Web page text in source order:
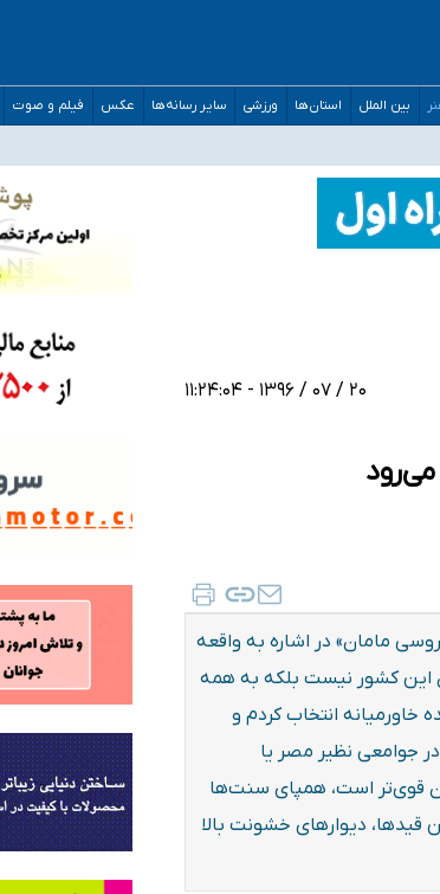
بین الملل استان‌ها ورزشی سایر رسانه‌ها عکس فیلم و صوت
شود
در شأن پزشکی و کشورمان نیست/ نظام سلامت جلوی این رویه را بگیرد
۲۰ / ۰۷ / ۱۳۹۶ - ۱۱:۲۴:۰۴
می‌رود
مامان» در اشاره به واقعه
این کشور نیست بلکه به همه
خاورمیانه انتخاب کردم و
جوامعی نظیر مصر یا
قوی‌تر است، همپای سنت‌ها
دیوارهای خشونت بالا